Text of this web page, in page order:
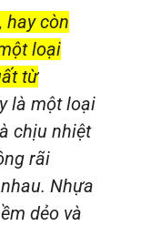
hay còn
loại
từ
là một loại
chịu nhiệt
rãi
Nhựa
dẻo và